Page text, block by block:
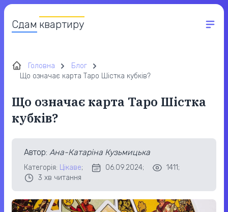
Сдам квартиру
Головна
Блог
Що означає карта Таро Шістка кубків?
Що означає карта Таро Шістка
кубків?
Автор: Ана-Катаріна Кузьмицька
Категорія: Цікаве; 06.09.2024;
1411;
3 хв читання